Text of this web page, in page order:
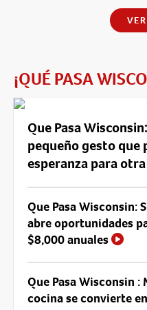
¡QUÉ PASA
Que Pasa
pequeño gesto que
esperanza para
Que Pasa Wisconsin:
abre oportunidades
$8,000 anuales
Que Pasa Wisconsin
cocina se convierte